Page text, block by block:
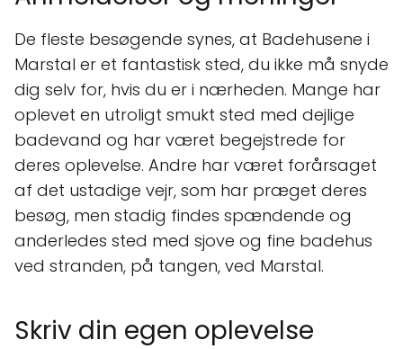
De fleste besøgende synes, at Badehusene i
Marstal er et fantastisk sted, du ikke må snyde
dig selv for, hvis du er i nærheden. Mange har
oplevet en utroligt smukt sted med dejlige
badevand og har været begejstrede for
deres oplevelse. Andre har været forårsaget
af det ustadige vejr, som har præget deres
besøg, men stadig findes spændende og
anderledes sted med sjove og fine badehus
ved stranden, på tangen, ved Marstal.
Skriv din egen oplevelse